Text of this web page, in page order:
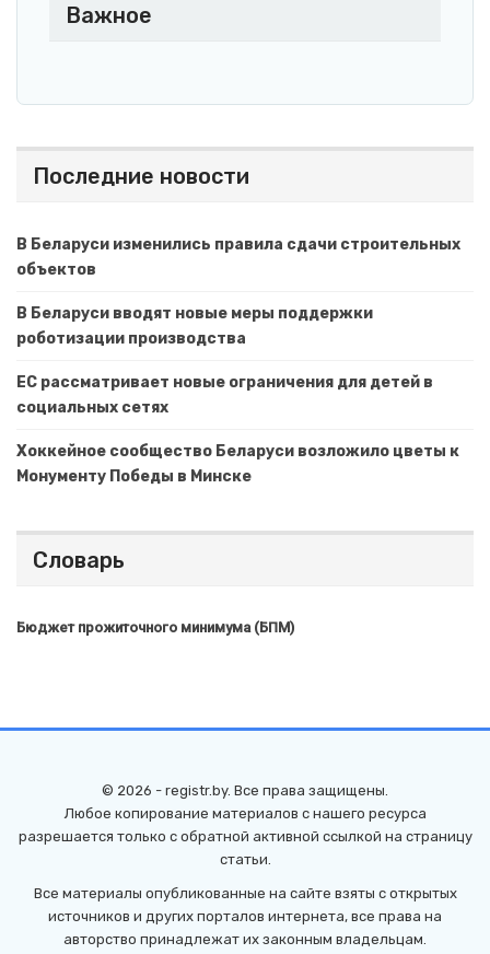
Важное
Последние новости
В Беларуси изменились правила сдачи строительных
объектов
В Беларуси вводят новые меры поддержки
роботизации производства
ЕС рассматривает новые ограничения для детей в
социальных сетях
Хоккейное сообщество Беларуси возложило цветы к
Монументу Победы в Минске
Словарь
Бюджет прожиточного минимума (БПМ)
© 2026 - registr.by. Все права защищены.
Любое копирование материалов с нашего ресурса
разрешается только с обратной активной ссылкой на страницу
статьи.
Все материалы опубликованные на сайте взяты с открытых
источников и других порталов интернета, все права на
авторство принадлежат их законным владельцам.